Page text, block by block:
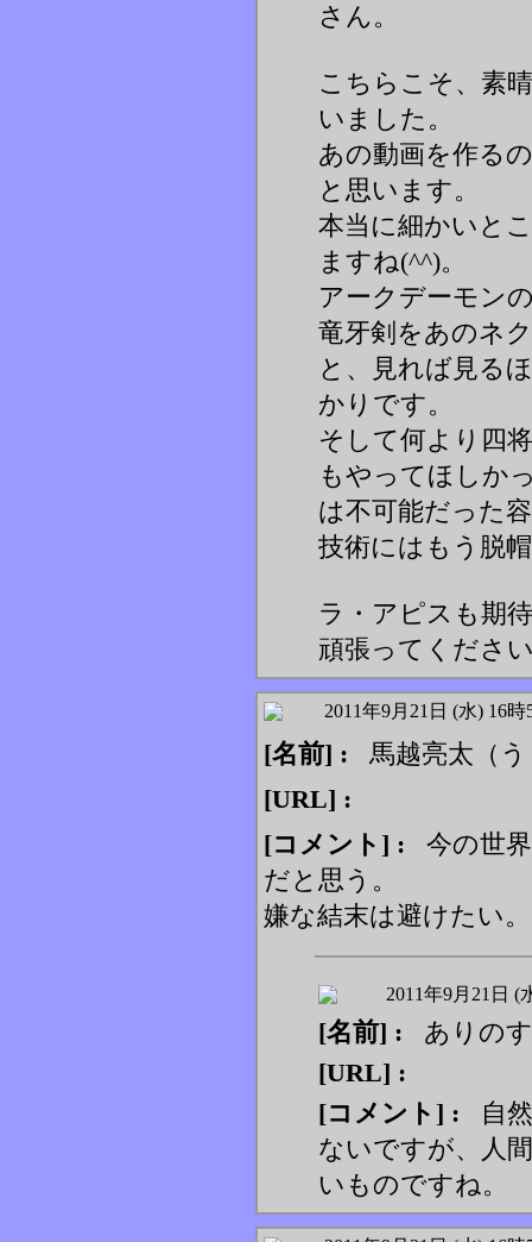
さん。
こちらこそ、素
いました。
あの動画を作る
と思います。
本当に細かいと
ますね(^^)。
アークデーモン
竜牙剣をあのネ
と、見れば見る
かりです。
そして何より四
もやってほしか
は不可能だった
技術にはもう脱
ラ・アピスも期
頑張ってくださ
2011年9月21日 (水) 16時
[名前] : 馬越亮太（
[URL] :
[コメント] : 今の世
だと思う。
嫌な結末は避けたい。
2011年9月21日 (
[名前] : ありのす
[URL] :
[コメント] : 自
ないですが、人
いものですね。